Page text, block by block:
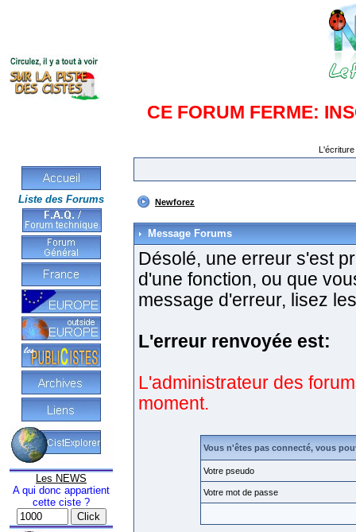
CE FORUM FERME:
Liste des Forums
Les NEWS
A qui donc appartient
cette ciste ?
Newforez
Message Forums
Désolé, une erreur s'est
d'une fonction, ou que
message d'erreur, lisez
L'erreur renvoyée est:
L'administrateur des
moment.
Vous n'êtes pas connecté, vous
Votre pseudo
Votre mot de passe